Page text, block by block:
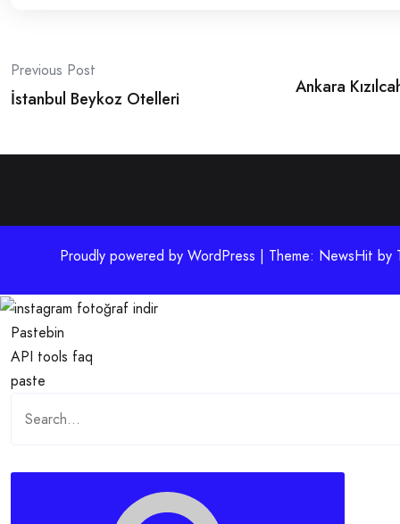
Post
navigation
Previous Post
İstanbul Beykoz Otelleri
Ankara
Proudly powered by WordPress | Theme: NewsHit by
Pastebin
API tools faq
paste